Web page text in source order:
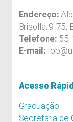
Endereço:
Brisolla, 9-75,
Telefone:
E-mail:
Acesso
Graduação
Secretaria de